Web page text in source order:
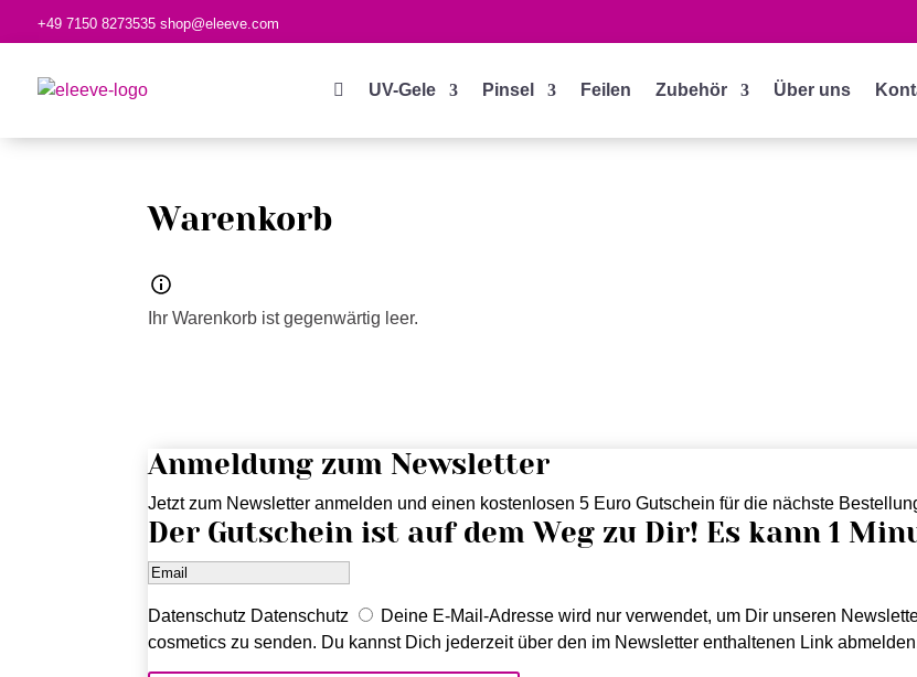
+49 7150 8273535 shop@eleeve.com
 UV-Gele Pinsel Feilen Zubehör Über uns
Warenkorb
Ihr Warenkorb ist gegenwärtig leer.
Anmeldung zum Newsletter
Jetzt zum Newsletter anmelden und einen kostenlosen 5 Euro Gutschein für die nächste
Der Gutschein ist auf dem Weg zu Dir! Es kann 1
Datenschutz Datenschutz
Deine E-Mail-Adresse wird nur verwendet, um Dir unseren
cosmetics zu senden. Du kannst Dich jederzeit über den im Newsletter enthaltenen Link